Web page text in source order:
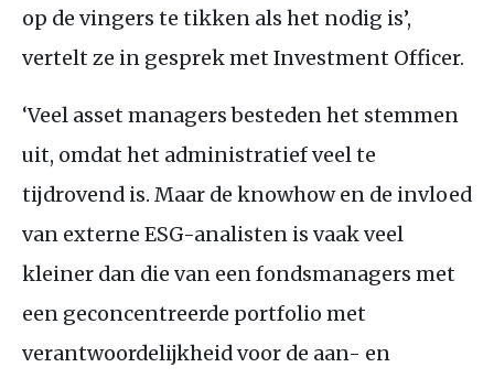
op de vingers te tikken als het nodig is’,
vertelt ze in gesprek met Investment Officer.
‘Veel asset managers besteden het stemmen
uit, omdat het administratief veel te
tijdrovend is. Maar de knowhow en de invloed
van externe ESG-analisten is vaak veel
kleiner dan die van een fondsmanagers met
een geconcentreerde portfolio met
verantwoordelijkheid voor de aan- en